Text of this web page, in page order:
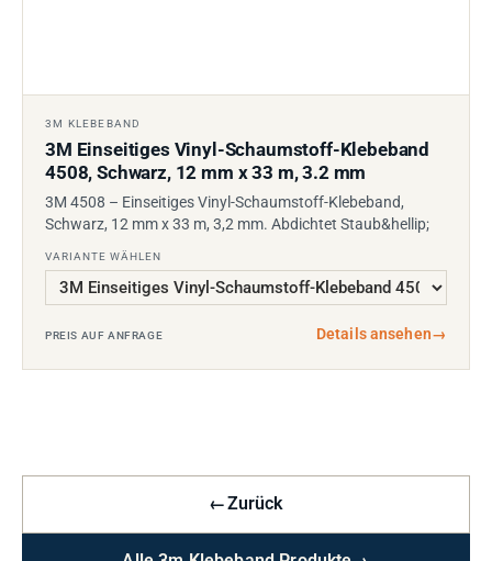
3M KLEBEBAND
3M Einseitiges Vinyl-Schaumstoff-Klebeband
4508, Schwarz, 12 mm x 33 m, 3.2 mm
3M 4508 – Einseitiges Vinyl-Schaumstoff-Klebeband,
Schwarz, 12 mm x 33 m, 3,2 mm. Abdichtet Staub&hellip;
VARIANTE WÄHLEN
PREIS AUF ANFRAGE Details ansehen→
←Zurück